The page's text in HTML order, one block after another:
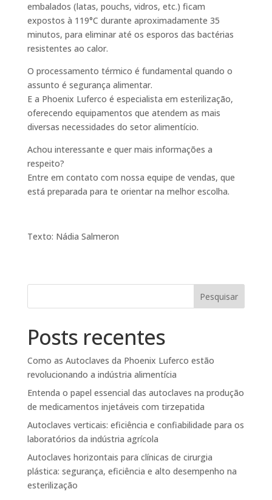
embalados (latas, pouchs, vidros, etc.) ficam
expostos à 119°C durante aproximadamente 35
minutos, para eliminar até os esporos das bactérias
resistentes ao calor.
O processamento térmico é fundamental quando o
assunto é segurança alimentar.
E a Phoenix Luferco é especialista em esterilização,
oferecendo equipamentos que atendem as mais
diversas necessidades do setor alimentício.
Achou interessante e quer mais informações a
respeito?
Entre em contato com nossa equipe de vendas, que
está preparada para te orientar na melhor escolha.
Texto: Nádia Salmeron
Pesquisar
Posts recentes
Como as Autoclaves da Phoenix Luferco estão
revolucionando a indústria alimentícia
Entenda o papel essencial das autoclaves na produção
de medicamentos injetáveis com tirzepatida
Autoclaves verticais: eficiência e confiabilidade para os
laboratórios da indústria agrícola
Autoclaves horizontais para clínicas de cirurgia
plástica: segurança, eficiência e alto desempenho na
esterilização